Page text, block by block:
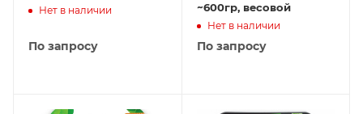
Нет в наличии
По запросу
~600гр, весовой
Нет в наличии
По запросу